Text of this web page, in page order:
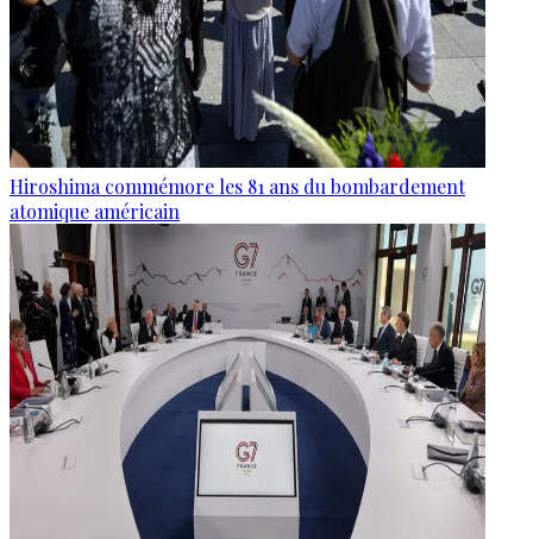
Hiroshima commémore les 81 ans du bombardement
atomique américain